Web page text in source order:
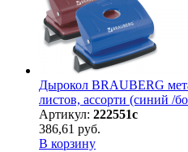
Дырокол BRAUBERG
листов, ассорти (синий /
Артикул: 222551с
386,61 руб.
В корзину